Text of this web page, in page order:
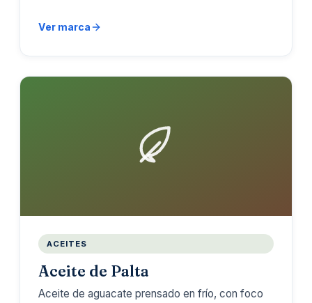
Ver marca
ACEITES
Aceite de Palta
Aceite de aguacate prensado en frío, con foco